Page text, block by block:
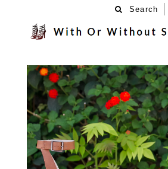
Search